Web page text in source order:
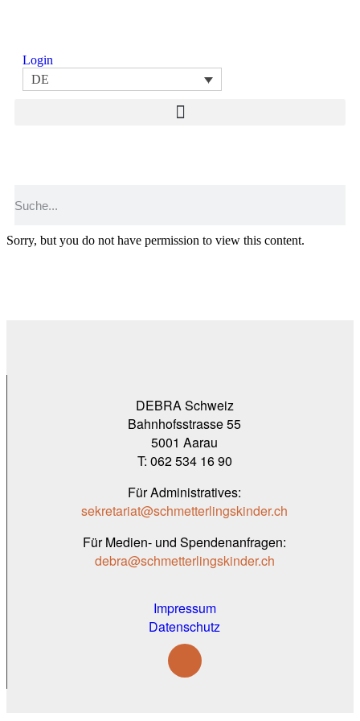
Login
DE
Sorry, but you do not have permission to view this content.
DEBRA Schweiz
Bahnhofsstrasse 55
5001 Aarau
T: 062 534 16 90
Für Administratives:
sekretariat@schmetterlingskinder.ch
Für Medien- und Spendenanfragen:
debra@schmetterlingskinder.ch
Impressum
Datenschutz